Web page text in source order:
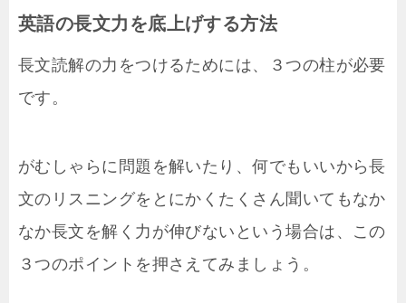
英語の長文力を底上げする方法
長文読解の力をつけるためには、３つの柱が必要
です。
がむしゃらに問題を解いたり、何でもいいから長
文のリスニングをとにかくたくさん聞いてもなか
なか長文を解く力が伸びないという場合は、この
３つのポイントを押さえてみましょう。